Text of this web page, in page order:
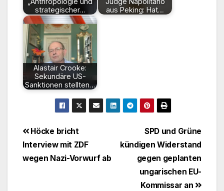
strategischer…
aus Peking: Hat…
Alastair Crooke:
Sekundäre US-
Sanktionen stellten…
BeitragsnavigationSPD und Grüne
kündigen Widerstand
gegen geplanten
ungarischen EU-
Kommissar an
Höcke bricht
Interview mit ZDF
wegen Nazi-Vorwurf ab